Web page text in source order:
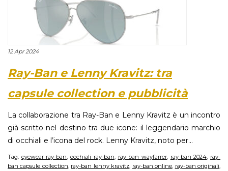
12 Apr 2024
Ray-Ban e Lenny Kravitz: tra
capsule collection e pubblicità
La collaborazione tra Ray-Ban e Lenny Kravitz è un incontro
già scritto nel destino tra due icone: il leggendario marchio
di occhiali e l’icona del rock. Lenny Kravitz, noto per...
Tag: eyewear ray-ban,occhiali ray-ban, ray ban wayfarrer, ray-ban 2024, ray-
ban capsule collection, ray-ban lenny kravitz, ray-ban online, ray-ban originali,